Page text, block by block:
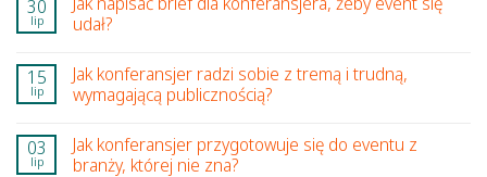
30
lip
udał?
15
lip
Jak konferansjer radzi sobie z tremą i trudną,
wymagającą publicznością?
03
lip
Jak konferansjer przygotowuje się do eventu z
branży, której nie zna?